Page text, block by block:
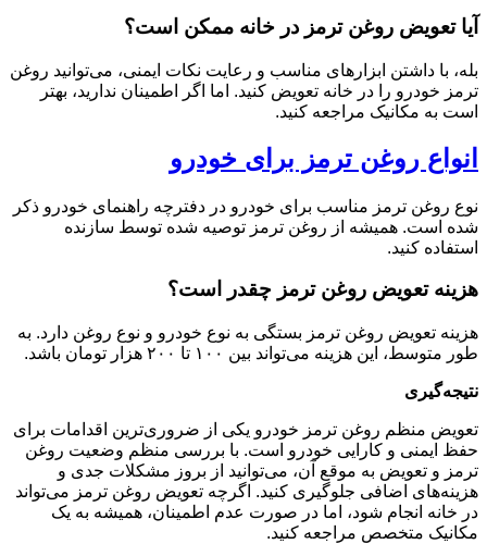
آیا تعویض روغن ترمز در خانه ممکن است؟
بله، با داشتن ابزارهای مناسب و رعایت نکات ایمنی، می‌توانید روغن
ترمز خودرو را در خانه تعویض کنید. اما اگر اطمینان ندارید، بهتر
است به مکانیک مراجعه کنید.
انواع روغن ترمز برای خودرو
نوع روغن ترمز مناسب برای خودرو در دفترچه راهنمای خودرو ذکر
شده است. همیشه از روغن ترمز توصیه شده توسط سازنده
استفاده کنید.
هزینه تعویض روغن ترمز چقدر است؟
هزینه تعویض روغن ترمز بستگی به نوع خودرو و نوع روغن دارد. به
طور متوسط، این هزینه می‌تواند بین ۱۰۰ تا ۲۰۰ هزار تومان باشد
.
نتیجه‌گیری
تعویض منظم روغن ترمز خودرو یکی از ضروری‌ترین اقدامات برای
حفظ ایمنی و کارایی خودرو است. با بررسی منظم وضعیت روغن
ترمز و تعویض به موقع آن، می‌توانید از بروز مشکلات جدی و
هزینه‌های اضافی جلوگیری کنید. اگرچه تعویض روغن ترمز می‌تواند
در خانه انجام شود، اما در صورت عدم اطمینان، همیشه به یک
مکانیک متخصص مراجعه کنید.